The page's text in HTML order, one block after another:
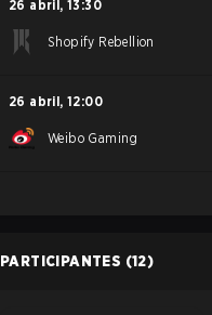
26 abril, 13:30
Shopify Rebellion
26 abril, 12:00
Weibo Gaming
PARTICIPANTES (12)